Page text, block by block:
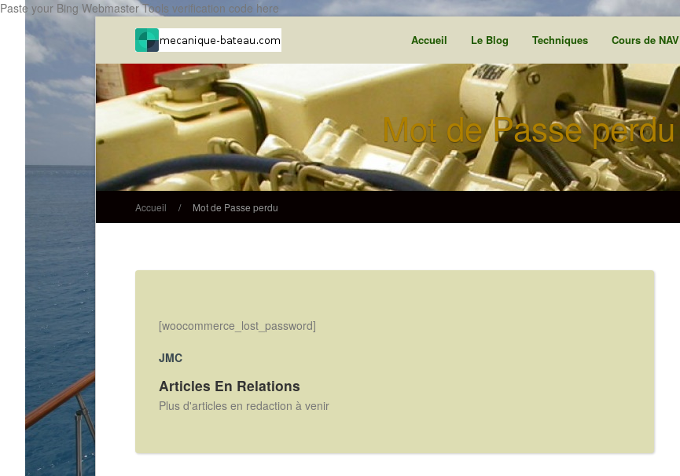
Paste your Bing Webmaster Tools verification code here
Accueil Le Blog Techniques Cours de NAV
Mot de Passe perdu
Accueil / Mot de Passe perdu
[woocommerce_lost_password]
JMC
Articles En Relations
Plus d'articles en redaction à venir